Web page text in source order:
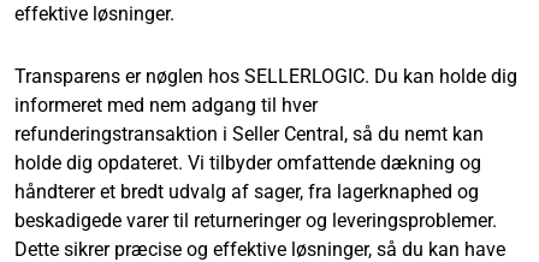
effektive løsninger.
Transparens er nøglen hos SELLERLOGIC. Du kan holde dig
informeret med nem adgang til hver
refunderingstransaktion i Seller Central, så du nemt kan
holde dig opdateret. Vi tilbyder omfattende dækning og
håndterer et bredt udvalg af sager, fra lagerknaphed og
beskadigede varer til returneringer og leveringsproblemer.
Dette sikrer præcise og effektive løsninger, så du kan have